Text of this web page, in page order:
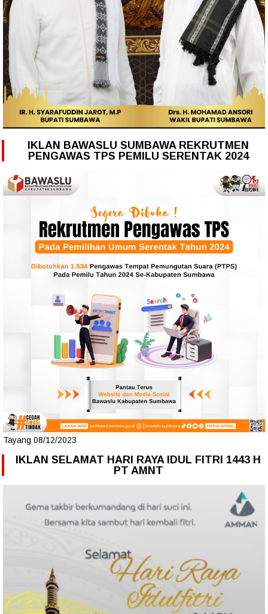
IKLAN BAWASLU SUMBAWA REKRUTMEN
PENGAWAS TPS PEMILU SERENTAK 2024
Tayang 08/12/2023
IKLAN SELAMAT HARI RAYA IDUL FITRI 1443 H
PT AMNT